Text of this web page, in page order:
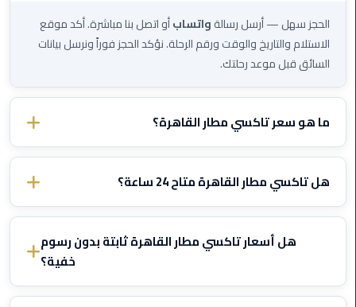
الجديدة
ليموزين
مدينة
نصر
ليموزين
القاهرة
مصر
الحجز سهل — أرسل رسالةواتسابأو اتصل بنا مباشرة. أكد موقع
الاستلام والتاريخ والوقت ورقم الرحلة. نؤكد الحجز فوراً ونرسل بيانات
السائق قبل موعد رحلتك.
ما هو سعر تاكسي مطار القاهرة؟
الأسعار تختلف حسب الوجهة ونوع السيارة. تواصل معنا عبر الواتساب
وأخبرنا بتفاصيل رحلتك وسنرسل لك سعراً ثابتاً مؤكداً — بدون رسوم
خفية أبداً.
هل تاكسي مطار القاهرة متاح 24 ساعة؟
نعم، تاكسي مطار القاهرة يعمل24/7بما في ذلك الليل والصباح
الباكر والأعياد. نتتبع رحلتك ونعدل وقت الاستلام إذا تأخرت الطائرة —
هل أسعار تاكسي مطار القاهرة ثابتة بدون رسوم
خفية؟
نعم، جميع الأسعارثابتة ومتفق عليهاقبل بدء الرحلة. لا عداد، ولا